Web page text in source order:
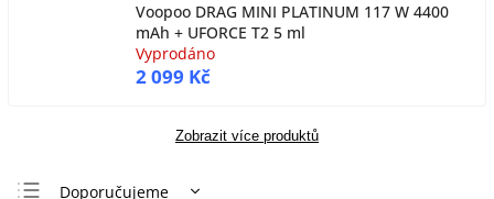
Voopoo DRAG MINI PLATINUM 117 W 4400
mAh + UFORCE T2 5 ml
Vyprodáno
2 099 Kč
Zobrazit více produktů
Doporučujeme